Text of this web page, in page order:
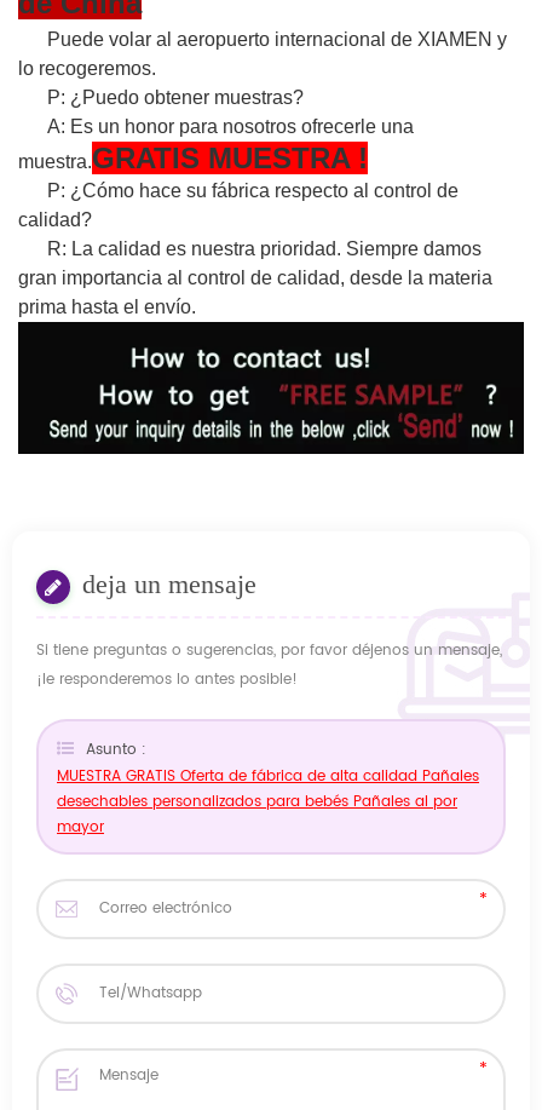
Puede volar al aeropuerto internacional de XIAMEN y
lo recogeremos.
P: ¿Puedo obtener muestras?
A: Es un honor para nosotros ofrecerle una
muestra.GRATIS MUESTRA!
P: ¿Cómo hace su fábrica respecto al control de
calidad?
R: La calidad es nuestra prioridad. Siempre damos
gran importancia al control de calidad, desde la materia
prima hasta el envío.
deja un mensaje
Si tiene preguntas o sugerencias, por favor déjenos un mensaje,
¡le responderemos lo antes posible!
Asunto :
MUESTRA GRATIS Oferta de fábrica de alta calidad Pañales
desechables personalizados para bebés Pañales al por
mayor